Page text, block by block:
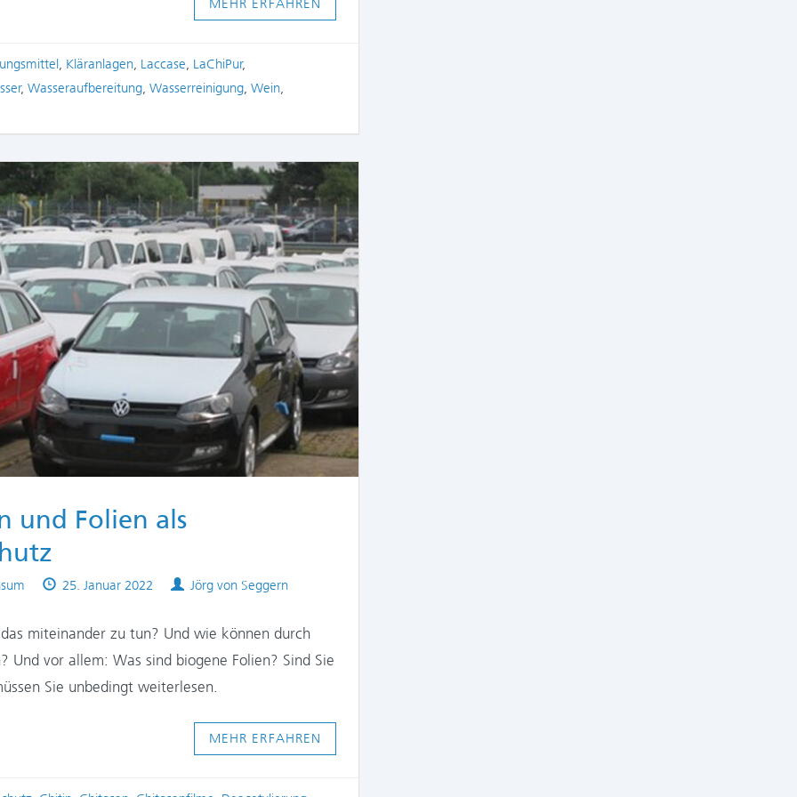
MEHR ERFAHREN
, Kläranlagen, Laccase, LaChiPur,
, Wasseraufbereitung, Wasserreinigung, Wein,
COMMENTS:
und Folien als
Published
25. Januar 2022 Authors
Jörg von Seggern
miteinander zu tun? Und wie können durch
vor allem: Was sind biogene Folien? Sind Sie
Sie unbedingt weiterlesen.
MEHR ERFAHREN